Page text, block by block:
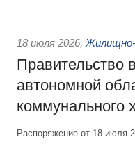
18 июля 2026, Жилищно-
Правительство
автономной
коммунального
Распоряжение от 18 июля